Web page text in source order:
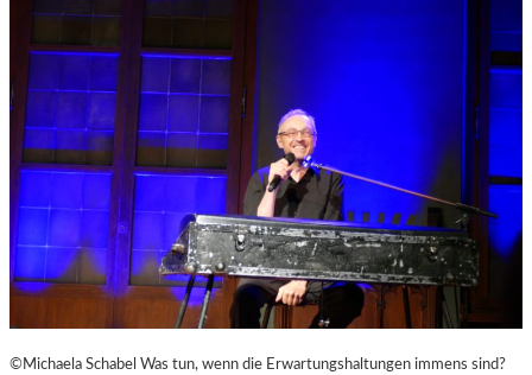
©Michaela Schabel Was tun, wenn die Erwartungshaltungen immens sind?